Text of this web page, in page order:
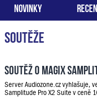
NOVINKY
Soutěže
Soutěž o Magix
Server Audiozone.cz vyhlašuje,
Samplitude Pro X2 Suite v ceně